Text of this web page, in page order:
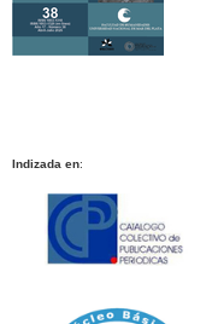
Indizada en: